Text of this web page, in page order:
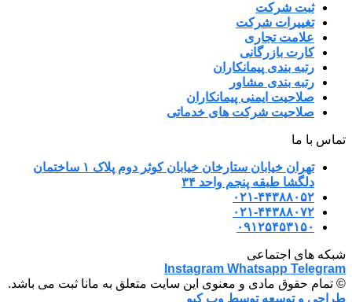
ثبت شرکت
تغییرات شرکت
علامت تجاری
کارت بازرگانی
رتبه بندی پیمانکاران
رتبه بندی مشاور
صلاحیت ایمنی پیمانکاران
صلاحیت شرکت های خدماتی
تماس با ما
تهران خیابان ستارخان خیابان کوثر دوم پلاک ۱ ساختمان
دلگشا طبقه پنجم واحد ۳۴
۰۲۱-۴۴۳۸۸۰۵۲
۰۲۱-۴۴۳۸۸۰۷۲
۰۹۱۲۵۴۵۳۱۵۰
شبکه های اجتماعی
Instagram Whatsapp Telegram
© تمام حقوق مادی و معنوی این سایت متعلق به مانا ثبت می باشد.
طراحی و توسعه توسط وب کیو